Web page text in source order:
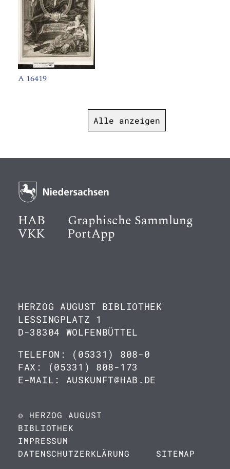
A 16419
Alle anzeigen
HAB Graphische Sammlung
VKK PortApp
HERZOG AUGUST BIBLIOTHEK
LESSINGPLATZ 1
D-38304 WOLFENBÜTTEL
TELEFON: (05331) 808-0
FAX: (05331) 808-173
E-MAIL: AUSKUNFT@HAB.DE
© HERZOG AUGUST
BIBLIOTHEK
IMPRESSUM
DATENSCHUTZERKLÄRUNG
SITEMAP